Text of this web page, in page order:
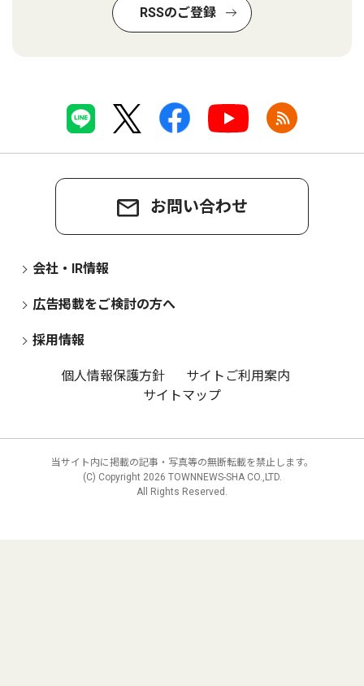
RSSのご登録
お問い合わせ
会社・IR情報
広告掲載をご検討の方へ
採用情報
個人情報保護方針
サイトご利用案内
サイトマップ
当サイト内に掲載の記事・写真等の無断転載を禁止します。
(C) Copyright 2026 TOWNNEWS-SHA CO.,LTD.
All Rights Reserved.